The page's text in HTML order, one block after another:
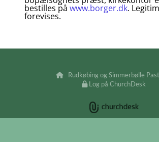
bestilles på www.borger.dk.
forevises.

Rudkøbing og Simmerbølle
Log på ChurchDesk